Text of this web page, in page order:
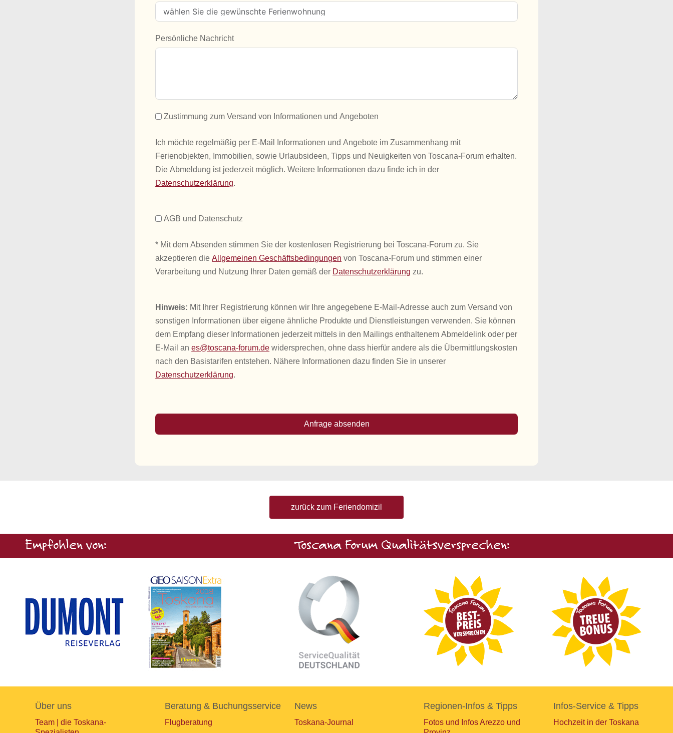
Persönliche Nachricht
Zustimmung zum Versand von Informationen und Angeboten
Ich möchte regelmäßig per E-Mail Informationen und Angebote im Zusammenhang mit
Ferienobjekten, Immobilien, sowie Urlaubsideen, Tipps und Neuigkeiten von Toscana-Forum erhalten.
Die Abmeldung ist jederzeit möglich. Weitere Informationen dazu finde ich in der
Datenschutzerklärung.
AGB und Datenschutz
* Mit dem Absenden stimmen Sie der kostenlosen Registrierung bei Toscana-Forum zu. Sie
akzeptieren dieAllgemeinen Geschäftsbedingungen von Toscana-Forum und stimmen einer
Verarbeitung und Nutzung Ihrer Daten gemäß der Datenschutzerklärung zu.
Hinweis: Mit Ihrer Registrierung können wir Ihre angegebene E-Mail-Adresse auch zum Versand von
sonstigen Informationen über eigene ähnliche Produkte und Dienstleistungen verwenden. Sie können
dem Empfang dieser Informationen jederzeit mittels in den Mailings enthaltenem Abmeldelink oder per
E-Mail anes@toscana-forum.de widersprechen, ohne dass hierfür andere als die Übermittlungskosten
nach den Basistarifen entstehen. Nähere Informationen dazu finden Sie in unserer
Datenschutzerklärung.
Anfrage absenden
zurück zum Feriendomizil
Empfohlen von: Toscana Forum Qualitätsversprechen:
Über uns
Team | die Toskana-
Beratung & Buchungsservice
Flugberatung
News
Toskana-Journal
Regionen-Infos & Tipps
Fotos und Infos Arezzo und
Infos-Service & Tipps
Hochzeit in der Toskana